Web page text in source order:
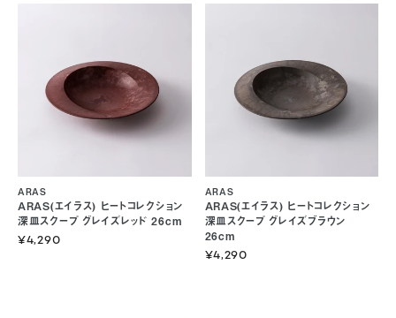
ARAS(エイラス) ヒートコレクション
深皿スクープ グレイズレッド 26cm
ARAS
¥4,290
ARAS(エイラス) ヒートコレクション
深皿スクープ グレイズブラウン
26cm
ARAS
¥4,290